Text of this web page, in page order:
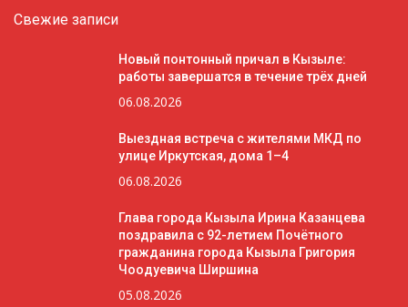
Свежие записи
Новый понтонный причал в Кызыле:
работы завершатся в течение трёх дней
06.08.2026
Выездная встреча с жителями МКД по
улице Иркутская, дома 1–4
06.08.2026
Глава города Кызыла Ирина Казанцева
поздравила с 92-летием Почётного
гражданина города Кызыла Григория
Чоодуевича Ширшина
05.08.2026